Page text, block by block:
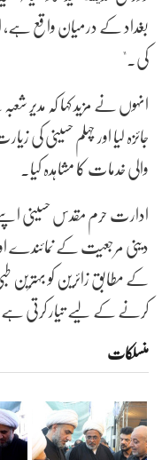
بغداد کے درمیان واقع
کی۔"
انہوں نے مزید کہا کہ مدیر
جائزہ لیا اور چہلم حسینی
والی خدمات کا مشاہدہ کیا۔
ادارت حرم مقدس حسینی اپنے
دینی مرجعیت کے نمائندے
کے مطابق زائرین کو بہترین
کرنے کے لیے تیار کرتی
منسلکات